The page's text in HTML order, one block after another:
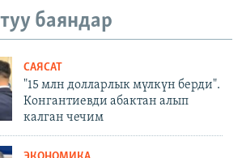
баяндар
САЯСАТ
"15 млн долларлык мүлкүн берди".
Конгантиевди абактан алып
калган чечим